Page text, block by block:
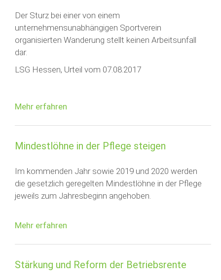
Der Sturz bei einer von einem
unternehmensunabhängigen Sportverein
organisierten Wanderung stellt keinen Arbeitsunfall
dar.
LSG Hessen, Urteil vom 07.08.2017
Mehr erfahren
Mindestlöhne in der Pflege steigen
Im kommenden Jahr sowie 2019 und 2020 werden
die gesetzlich geregelten Mindestlöhne in der Pflege
jeweils zum Jahresbeginn angehoben.
Mehr erfahren
Stärkung und Reform der Betriebsrente